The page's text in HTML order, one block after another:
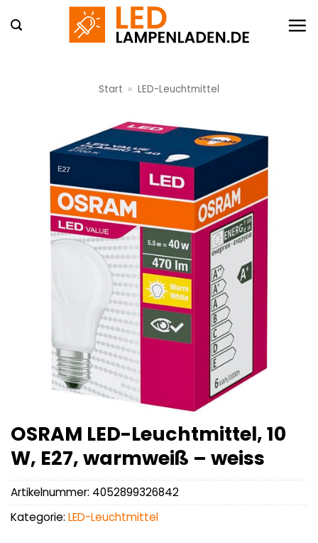
Inhalt
Start » LED-Leuchtmittel
OSRAM LED-Leuchtmittel, 10
W, E27, warmweiß – weiss
Artikelnummer: 4052899326842
Kategorie: LED-Leuchtmittel